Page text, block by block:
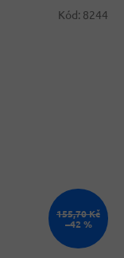
155,70 Kč
–42 %
Kód: 8244